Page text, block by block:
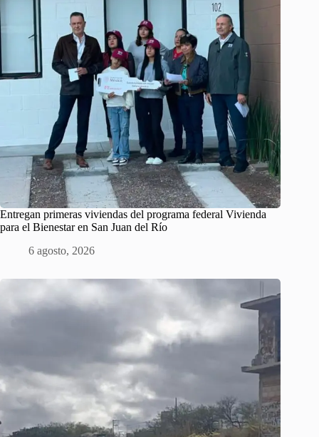
Entregan primeras viviendas del programa federal Vivienda
para el Bienestar en San Juan del Río
6 agosto, 2026